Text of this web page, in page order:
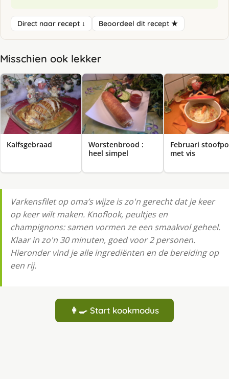
Direct naar recept ↓ Beoordeel dit recept ★
Misschien ook lekker
Kalfsgebraad
Worstenbrood :
heel simpel
Februari
met vis
Varkensfilet op oma’s wijze is zo'n gerecht dat je keer
op keer wilt maken. Knoflook, peultjes en
champignons: samen vormen ze een smaakvol geheel.
Klaar in zo'n 30 minuten, goed voor 2 personen.
Hieronder vind je alle ingrediënten en de bereiding op
een rij.
👩‍🍳 Start kookmodus